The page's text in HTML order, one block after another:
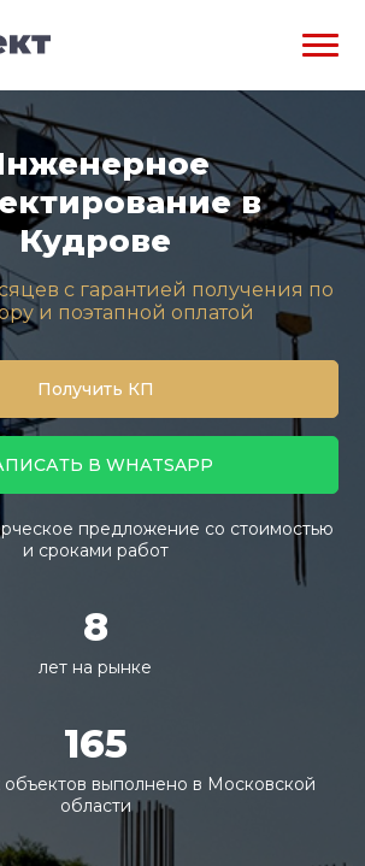
в
Кудрове
с гарантией получения по
и поэтапной оплатой
Получить КП
В WHATSAPP
предложение со стоимостью
и сроками работ
8
лет на рынке
165
выполнено в Московской
области